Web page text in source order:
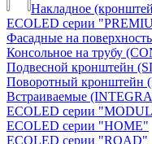
Накладное
ECOLED серии
Фасадные на
Консольное на трубу
Подвесной кронштейн
Поворотный кронштейн
Встраиваемые
ECOLED серии
ECOLED серии "HOME"
ECOLED серии "ROAD"